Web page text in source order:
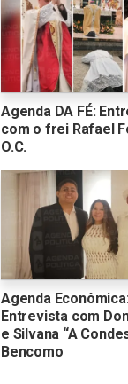
Agenda DA FÉ:
com o frei Rafael
O.C.
Agenda
Entrevista com
e Silvana “A
Bencomo